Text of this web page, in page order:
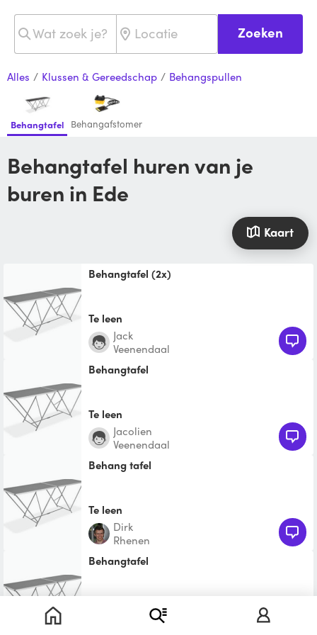
Zoeken
Alles / Klussen & Gereedschap / Behangspullen
Behangtafel Behangafstomer
Behangtafel huren van je
buren in Ede
Kaart
Behangtafel (2x)
Te leen
Jack
Veenendaal
Behangtafel
Te leen
Jacolien
Veenendaal
behang tafel
Te leen
Dirk
Rhenen
Behangtafel
Marianne